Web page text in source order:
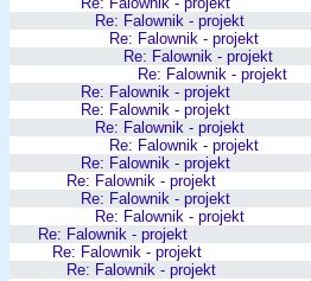
Re: Falownik - projekt
Re: Falownik - projekt
Re: Falownik - projekt
Re: Falownik - projekt
Re: Falownik - projekt
Re: Falownik - projekt
Re: Falownik - projekt
Re: Falownik - projekt
Re: Falownik - projekt
Re: Falownik - projekt
Re: Falownik - projekt
Re: Falownik - projekt
Re: Falownik - projekt
Re: Falownik - projekt
Re: Falownik - projekt